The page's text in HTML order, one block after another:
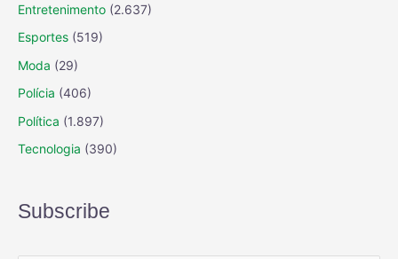
Entretenimento (2.637)
Esportes (519)
Moda (29)
Polícia (406)
Política (1.897)
Tecnologia (390)
Subscribe